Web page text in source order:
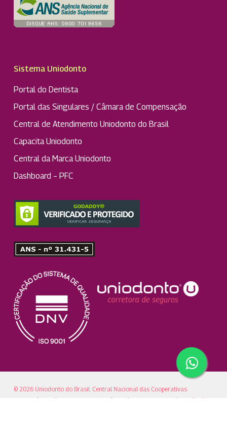
Sistema Uniodonto
Portal do Dentista
Portal das Singulares / Câmara de Compensação
Central de Atendimento Uniodonto do Brasil
Capacita Uniodonto
Central da Marca Uniodonto
Dashboard – PFC
© 2026 Uniodonto do Brasil. Central Nacional das Cooperativas
Odontológicas | Rua Correia Dias, n° 185 | CEP 04104-000 | Paraíso |